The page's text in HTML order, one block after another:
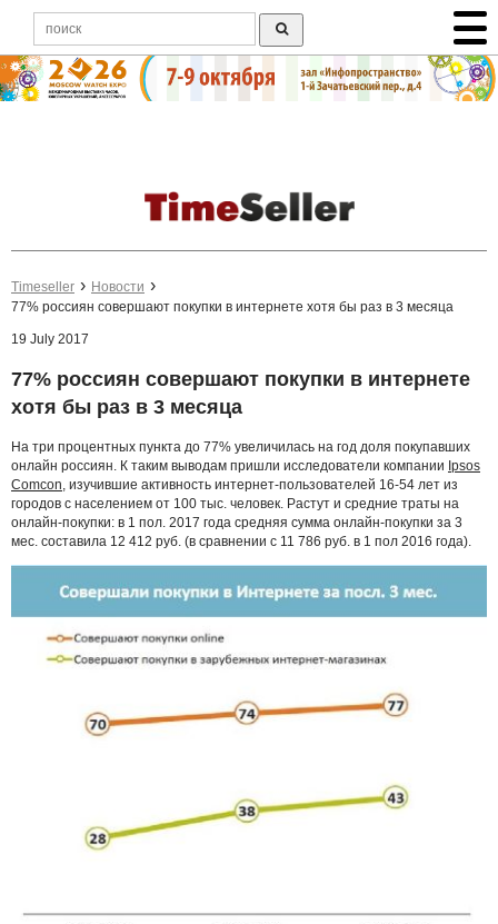
Timeseller
Новости
77% россиян совершают покупки в интернете хотя бы раз в 3 месяца
19 July 2017
77% россиян совершают покупки в интернете
хотя бы раз в 3 месяца
На три процентных пункта до 77% увеличилась на год доля покупавших
онлайн россиян. К таким выводам пришли исследователи компании Ipsos
Comcon, изучившие активность интернет-пользователей 16-54 лет из
городов с населением от 100 тыс. человек. Растут и средние траты на
онлайн-покупки: в 1 пол. 2017 года средняя сумма онлайн-покупки за 3
мес. составила 12 412 руб. (в сравнении с 11 786 руб. в 1 пол 2016 года).